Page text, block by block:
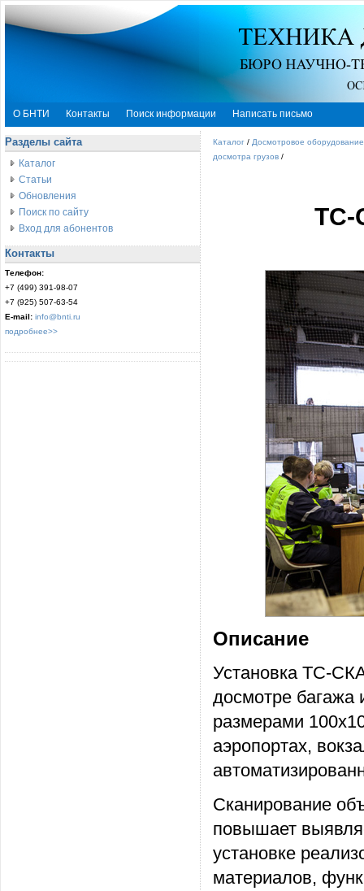
О БНТИ Контакты Поиск информации Написать письмо
Разделы сайта
Каталог
Статьи
Обновления
Поиск по сайту
Вход для абонентов
Контакты
Телефон:
+7 (499) 391-98-07
+7 (925) 507-63-54
E-mail: info@bnti.ru
подробнее>>
Каталог / Досмотровое оборудование
досмотра грузов /
ТС-
Описание
Установка ТС-
досмотре багажа
размерами
аэропортах,
Сканирование
повышает
установке
материалов,